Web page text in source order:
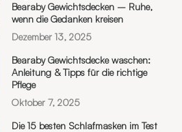
Bearaby Gewichtsdecken – Ruhe,
wenn die Gedanken kreisen
Dezember 13, 2025
Bearaby Gewichtsdecke waschen:
Anleitung & Tipps für die richtige
Pflege
Oktober 7, 2025
Die 15 besten Schlafmasken im Test